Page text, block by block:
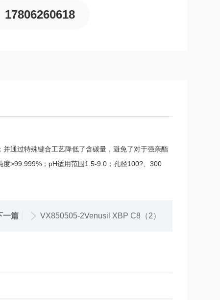
17806260618
通过特殊键合工艺降低了含碳量，避免了对于强亲酯
>99.999%；pH适用范围1.5-9.0；孔径100?、300
一篇 VX850505-2Venusil XBP C8（2）